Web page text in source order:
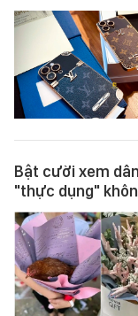
Bật cười xem
"thực dụng"